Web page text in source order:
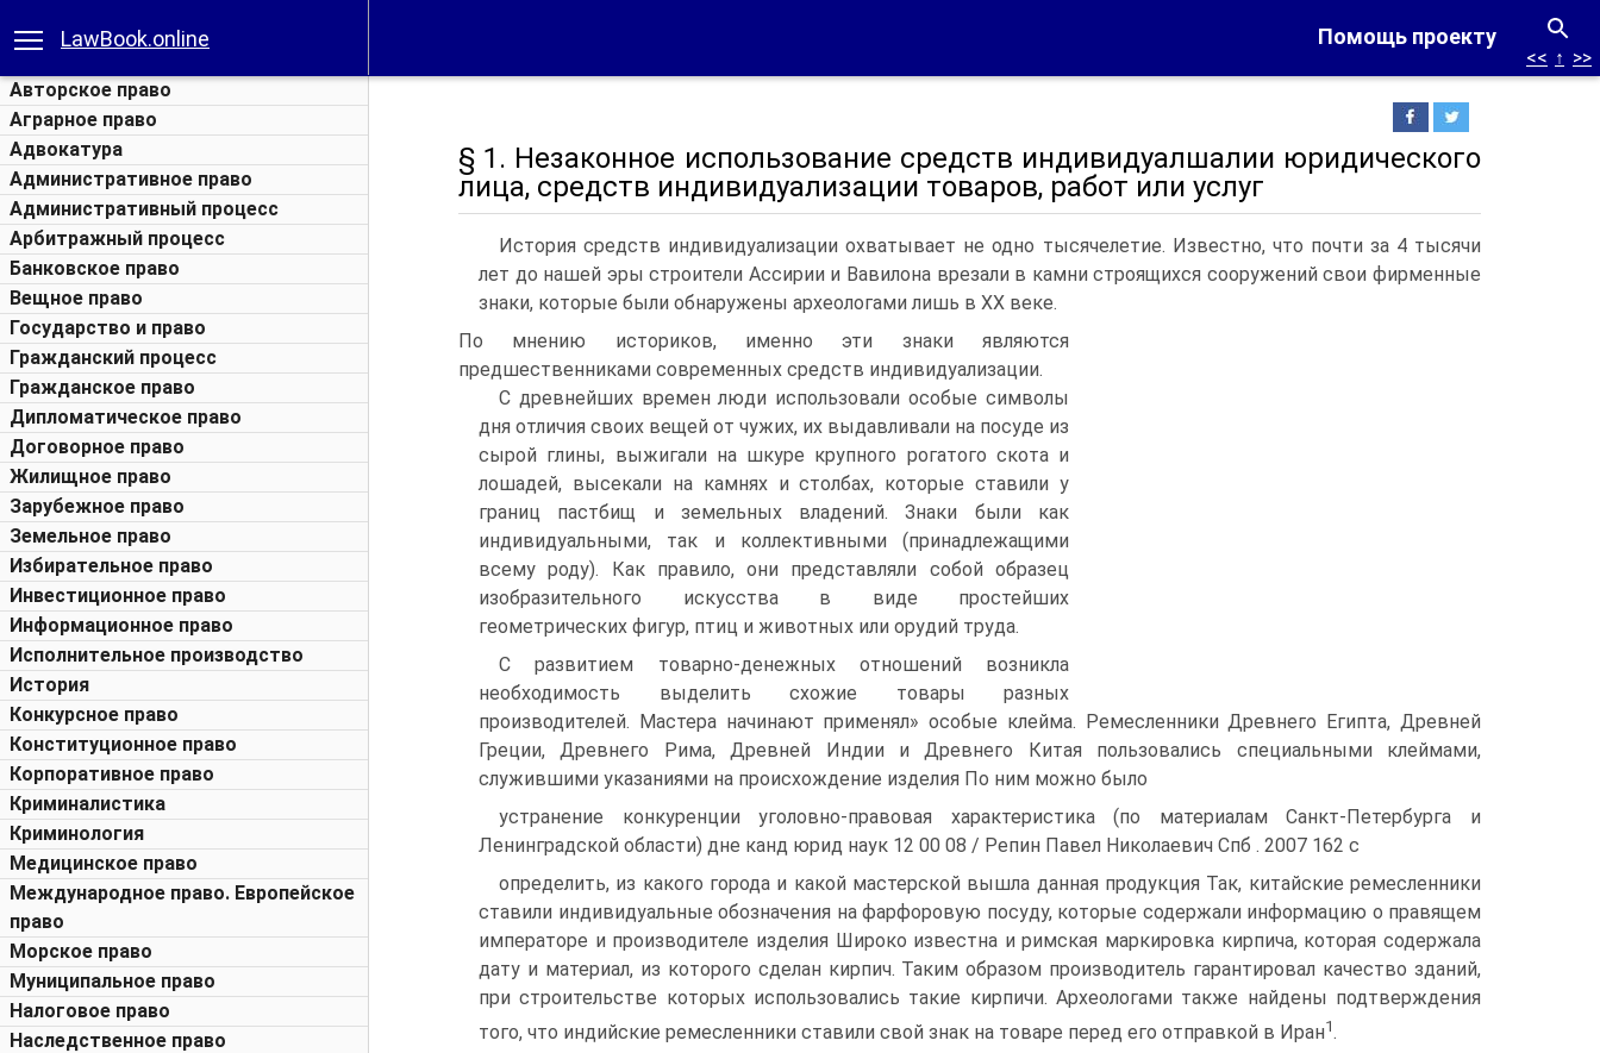
Помощь проекту
LawBook.online
Авторское право
Аграрное право
Адвокатура
Административное право
Административный процесс
Арбитражный процесс
Банковское право
Вещное право
Государство и право
Гражданский процесс
Гражданское право
Дипломатическое право
Договорное право
Жилищное право
Зарубежное право
Земельное право
Избирательное право
Инвестиционное право
Информационное право
Исполнительное производство
История
Конкурсное право
Конституционное право
Корпоративное право
Криминалистика
Криминология
Медицинское право
Международное право. Европейское
право
Морское право
Муниципальное право
Налоговое право
Наследственное право
<< ↑ >>
§ 1. Незаконное использование средств индивидуалшалии юридического
лица, средств индивидуализации товаров, работ или услуг
История средств индивидуализации охватывает не одно тысячелетие. Известно, что почти за 4 тысячи
лет до нашей эры строители Ассирии и Вавилона врезали в камни строящихся сооружений свои фирменные
знаки, которые были обнаружены археологами лишь в XX веке.
По мнению историков, именно эти знаки являются
предшественниками современных средств индивидуализации.
С древнейших времен люди использовали особые символы
дня отличия своих вещей от чужих, их выдавливали на посуде из
сырой глины, выжигали на шкуре крупного рогатого скота и
лошадей, высекали на камнях и столбах, которые ставили у
границ пастбищ и земельных владений. Знаки были как
индивидуальными, так и коллективными (принадлежащими
всему роду). Как правило, они представляли собой образец
изобразительного искусства в виде простейших
геометрических фигур, птиц и животных или орудий труда.
С развитием товарно-денежных отношений возникла
необходимость выделить схожие товары разных
производителей. Мастера начинают применял» особые клейма. Ремесленники Древнего Египта, Древней
Греции, Древнего Рима, Древней Индии и Древнего Китая пользовались специальными клеймами,
служившими указаниями на происхождение изделия По ним можно было
устранение конкуренции уголовно-правовая характеристика (по материалам Санкт-Петербурга и
Ленинградской области) дне канд юрид наук 12 00 08 / Репин Павел Николаевич Спб . 2007 162 с
определить, из какого города и какой мастерской вышла данная продукция Так, китайские ремесленники
ставили индивидуальные обозначения на фарфоровую посуду, которые содержали информацию о правящем
императоре и производителе изделия Широко известна и римская маркировка кирпича, которая содержала
дату и материал, из которого сделан кирпич. Таким образом производитель гарантировал качество зданий,
при строительстве которых использовались такие кирпичи. Археологами также найдены подтверждения
того, что индийские ремесленники ставили свой знак на товаре перед его отправкой в Иран1.